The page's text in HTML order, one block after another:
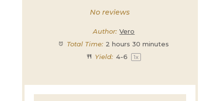
No reviews
Author: Vero
Total Time: 2 hours 30 minutes
Yield: 4-6 1x